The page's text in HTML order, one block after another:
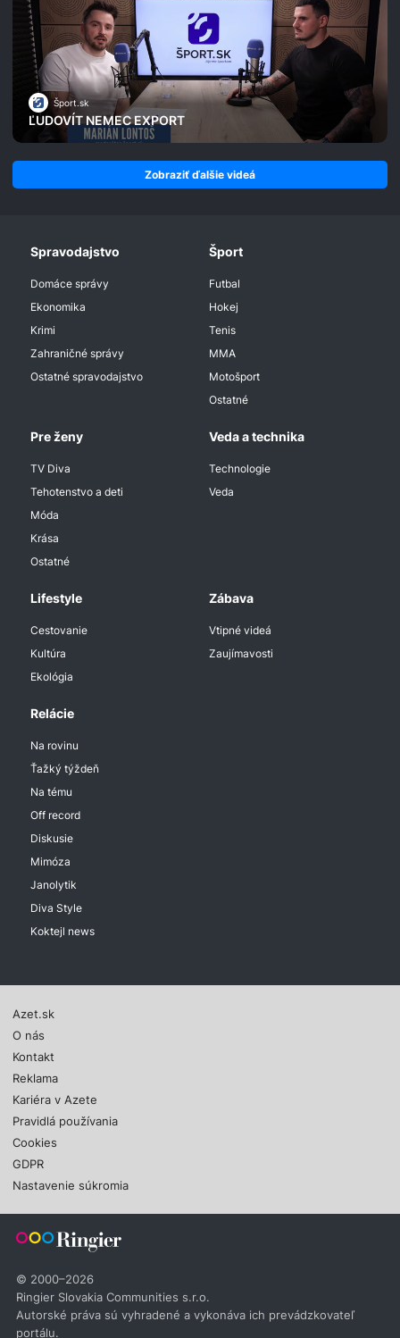
Šport.sk
ĽUDOVÍT NEMEC EXPORT
Zobraziť ďalšie videá
Spravodajstvo
Domáce správy
Ekonomika
Krimi
Zahraničné správy
Ostatné spravodajstvo
Šport
Futbal
Hokej
Tenis
MMA
Motošport
Ostatné
Pre ženy
TV Diva
Tehotenstvo a deti
Móda
Krása
Ostatné
Veda a technika
Technologie
Veda
Lifestyle
Cestovanie
Kultúra
Ekológia
Zábava
Vtipné videá
Zaujímavosti
Relácie
Na rovinu
Ťažký týždeň
Na tému
Off record
Diskusie
Mimóza
Janolytik
Diva Style
Koktejl news
Azet.sk
O nás
Kontakt
Reklama
Kariéra v Azete
Pravidlá používania
Cookies
GDPR
Nastavenie súkromia
© 2000–2026
Ringier Slovakia Communities s.r.o.
Autorské práva sú vyhradené a vykonáva ich prevádzkovateľ
portálu.